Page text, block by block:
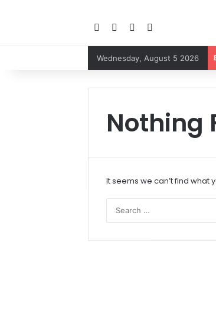
FacebookYouTubeInstagram
Wednesday, August 5 2026
Nothing
It seems we can’t find what